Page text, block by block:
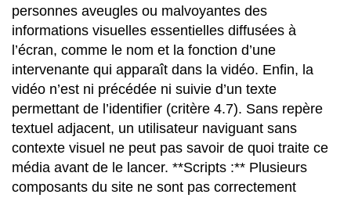
personnes aveugles ou malvoyantes des
informations visuelles essentielles diffusées à
l’écran, comme le nom et la fonction d’une
intervenante qui apparaît dans la vidéo. Enfin, la
vidéo n’est ni précédée ni suivie d’un texte
permettant de l’identifier (critère 4.7). Sans repère
textuel adjacent, un utilisateur naviguant sans
contexte visuel ne peut pas savoir de quoi traite ce
média avant de le lancer. **Scripts :** Plusieurs
composants du site ne sont pas correctement